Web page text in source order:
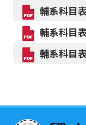
輔系科目
輔系科目
輔系科目